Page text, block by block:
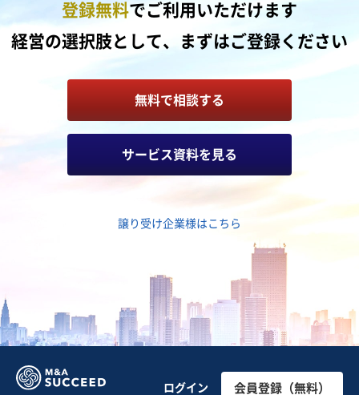
登録無料でご利用いただけます
経営の選択肢として、まずはご登録ください
無料で相談する
サービス資料を見る
譲り受け企業様はこちら
ログイン 会員登録（無料）